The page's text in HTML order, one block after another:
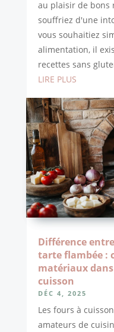
au plaisir de bons
souffriez d'une
vous souhaitiez
alimentation, il
recettes sans
LIRE PLUS
Différence
tarte flambée :
matériaux
cuisson
DÉC 4, 2025
Les fours à
amateurs de